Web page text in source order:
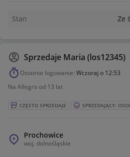
szwy ( nawet w rękawach) sa
przebarwienie. - z tyłu lewego
przecięcia materiału ( od 0,5 - 1,5
materiału. - na obu rekawach, z tyłu
ciemnawe przebarwienia. sa one
dobrze przyjrzeć pod odpowiednim
dł od rekawa do dołu kurtki - 54 cm
szer w ramionach - 35 cm
Stan Ze
Sprzedaje Maria (los12345)
Ostatnie logowanie: Wczoraj o 12:53
Na Allegro od 13 lat
CZĘSTO SPRZEDAJE SPRZEDAJĄCY:
Prochowice
woj. dolnośląskie